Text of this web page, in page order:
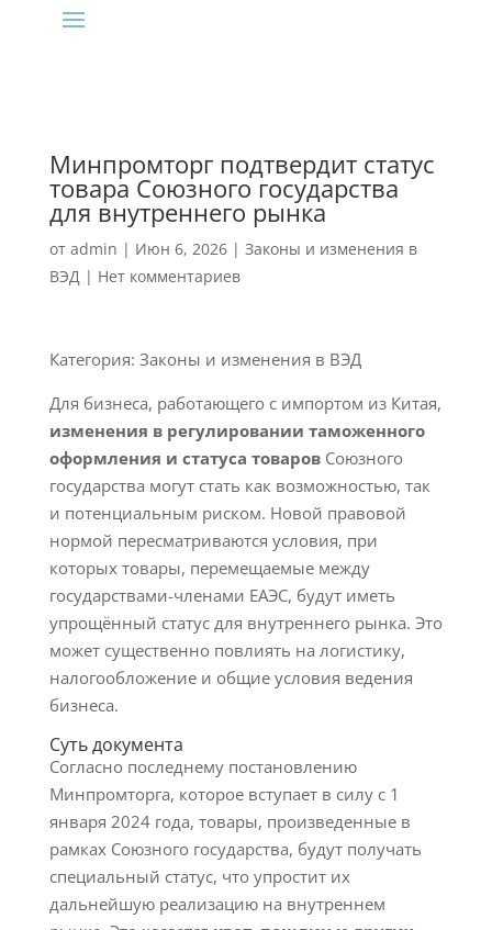
Минпромторг подтвердит статус
товара Союзного государства
для внутреннего рынка
от admin | Июн 6, 2026| Законы и изменения в
ВЭД| Нет комментариев
Категория: Законы и изменения в ВЭД
Для бизнеса, работающего с импортом из Китая,
изменения в регулировании таможенного
оформления и статуса товаровСоюзного
государства могут стать как возможностью, так
и потенциальным риском. Новой правовой
нормой пересматриваются условия, при
которых товары, перемещаемые между
государствами-членами ЕАЭС, будут иметь
упрощённый статус для внутреннего рынка. Это
может существенно повлиять на логистику,
налогообложение и общие условия ведения
бизнеса.
Суть документа
Согласно последнему постановлению
Минпромторга, которое вступает в силу с 1
января 2024 года, товары, произведенные в
рамках Союзного государства, будут получать
специальный статус, что упростит их
дальнейшую реализацию на внутреннем